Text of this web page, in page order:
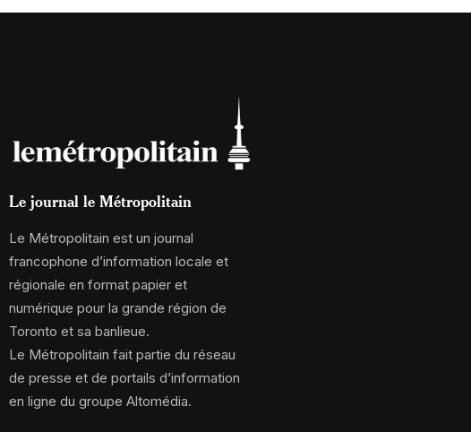
Le journal le Métropolitain
Le Métropolitain est un journal
francophone d’information locale et
régionale en format papier et
numérique pour la grande région de
Toronto et sa banlieue.
Le Métropolitain fait partie du réseau
de presse et de portails d’information
en ligne du groupe Altomédia.